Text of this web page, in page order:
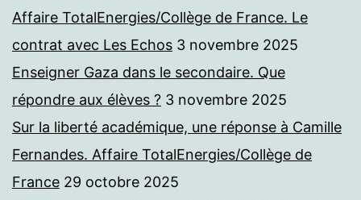
Affaire TotalEnergies/Collège de France. Le
contrat avec Les Echos 3 novembre 2025
Enseigner Gaza dans le secondaire. Que
répondre aux élèves ? 3 novembre 2025
Sur la liberté académique, une réponse à Camille
Fernandes. Affaire TotalEnergies/Collège de
France 29 octobre 2025